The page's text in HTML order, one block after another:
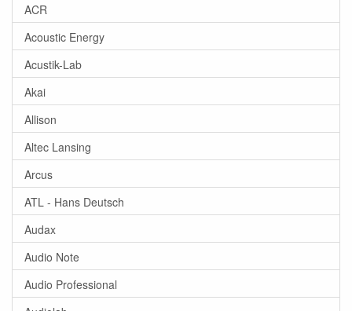
ACR
Acoustic Energy
Acustik-Lab
Akai
Allison
Altec Lansing
Arcus
ATL - Hans Deutsch
Audax
Audio Note
Audio Professional